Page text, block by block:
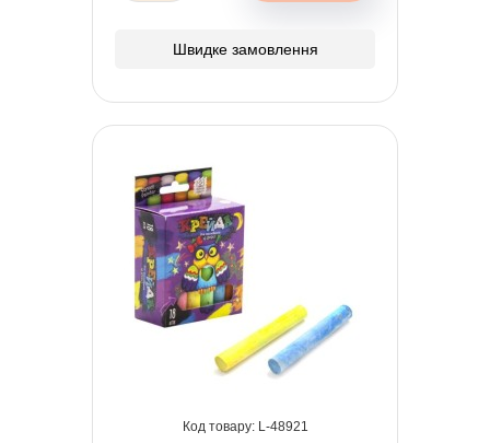
Швидке замовлення
48921